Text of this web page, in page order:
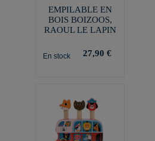
EMPILABLE EN
BOIS BOIZOOS,
RAOUL LE LAPIN
En stock 27,90 €